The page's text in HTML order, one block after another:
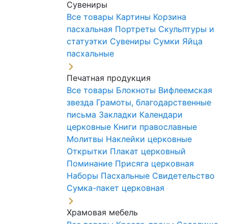
Сувениры
Все товары Картины Корзина
пасхальная Портреты Скульптуры и
статуэтки Сувениры Сумки Яйца
пасхальные
Печатная продукция
Все товары Блокноты Вифлеемская
звезда Грамоты, благодарственные
письма Закладки Календари
церковные Книги православные
Молитвы Наклейки церковные
Открытки Плакат церковный
Поминание Присяга церковная
Наборы Пасхальные Свидетельство
Сумка-пакет церковная
Храмовая мебель